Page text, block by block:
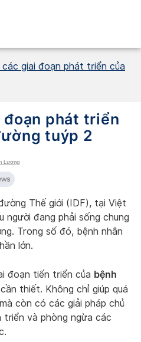
các giai đoạn phát triển của
đoạn phát triển
tuýp 2
Lương
Thế giới (IDF), tại Việt
người đang phải sống chung
Trong số đó, bệnh nhân
lớn.
đoạn tiến triển của bệnh
thiết. Không chỉ giúp quá
còn có các giải pháp chủ
triển và phòng ngừa các